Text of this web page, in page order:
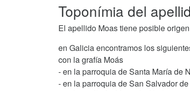
Toponímia del
El apellido Moas tiene posible
en Galicia encontramos los
con la grafía Moás
- en la parroquia de Santa María de
- en la parroquia de San Salvador